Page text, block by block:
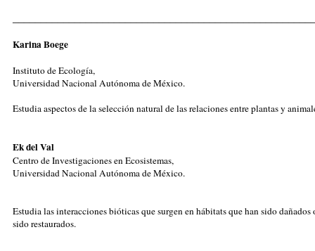
Karina Boege
Instituto de Ecología,
Universidad Nacional Autónoma de México.
Estudia aspectos de la selección natural de las relaciones entre plantas y
Ek del Val
Centro de Investigaciones en Ecosistemas,
Universidad Nacional Autónoma de México.
Estudia las interacciones bióticas que surgen en hábitats que han sido dañados
sido restaurados.